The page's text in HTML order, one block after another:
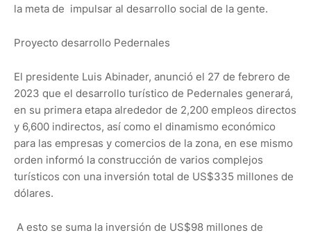
la meta de impulsar al desarrollo social de la gente.
Proyecto desarrollo Pedernales
El presidente Luis Abinader, anunció el 27 de febrero de
2023 que el desarrollo turístico de Pedernales generará,
en su primera etapa alrededor de 2,200 empleos directos
y 6,600 indirectos, así como el dinamismo económico
para las empresas y comercios de la zona, en ese mismo
orden informó la construcción de varios complejos
turísticos con una inversión total de US$335 millones de
dólares.
A esto se suma la inversión de US$98 millones de